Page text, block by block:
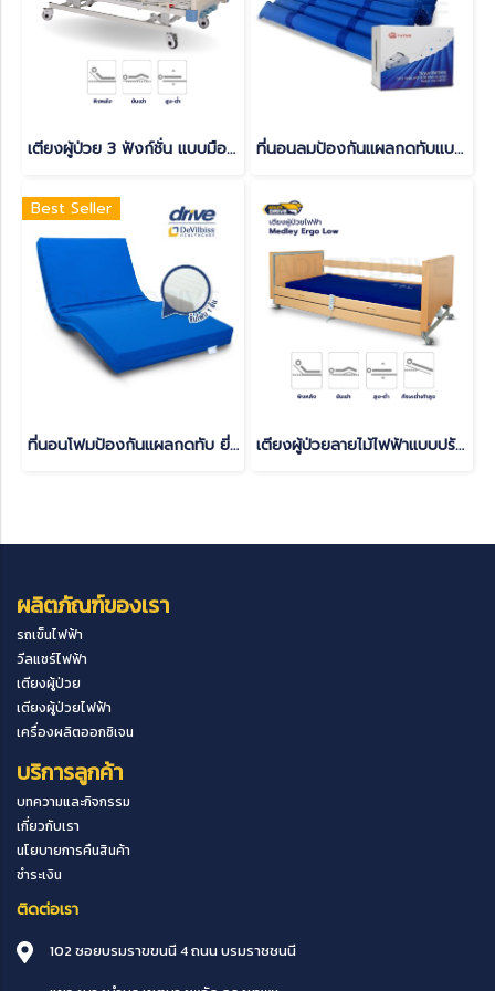
เตียงผู้ป่วย 3 ฟังก์ชั่น แบบมือหมุน (Manual) รุ่น A-001 ที่นอนลมป้องกันแผลกดทับแบบลอน พร้อมมอเตอร์ไฟฟ้า
Best Seller
ที่นอนโฟมป้องกันแผลกดทับ ยี่ห้อ Devilbiss รุ่น GRAVIMED SIMPLEXX เตียงผู้ป่วยลายไม้ไฟฟ้าแบบปรับหมุนได้ (Turnaround Electric) รับประกันศูนย์ไทย 6 ปี(copy)(copy)
ผลิตภัณฑ์ของเรา
รถเข็นไฟฟ้า
วีลแชร์ไฟฟ้า
เตียงผู้ป่วย
เตียงผู้ป่วยไฟฟ้า
เครื่องผลิตออกซิเจน
บริการลูกค้า
บทความและกิจกรรม
เกี่ยวกับเรา
นโยบายการคืนสินค้า
ชำระเงิน
ติดต่อเรา
102 ซอยบรมราขขนนี 4 ถนน บรมราชชนนี